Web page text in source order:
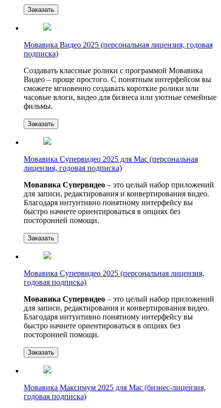
Заказать
Мовавика Видео 2025 (персональная лицензия, годовая
подписка)
Создавать классные ролики с программой Мовавика
Видео – проще простого. С понятным интерфейсом вы
сможете мгновенно создавать короткие ролики или
часовые влоги, видео для бизнеса или уютные семейные
фильмы.
Заказать
Мовавика Супервидео 2025 для Мас (персональная
лицензия, годовая подписка)
Мовавика Супервидео – это целый набор приложений
для записи, редактирования и конвертирования видео.
Благодаря интуитивно понятному интерфейсу вы
быстро начнете ориентироваться в опциях без
посторонней помощи.
Заказать
Мовавика Супервидео 2025 (персональная лицензия,
годовая подписка)
Мовавика Супервидео – это целый набор приложений
для записи, редактирования и конвертирования видео.
Благодаря интуитивно понятному интерфейсу вы
быстро начнете ориентироваться в опциях без
посторонней помощи.
Заказать
Мовавика Максимум 2025 для Мас (бизнес-лицензия,
годовая подписка)